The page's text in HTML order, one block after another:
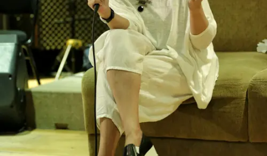
Mail